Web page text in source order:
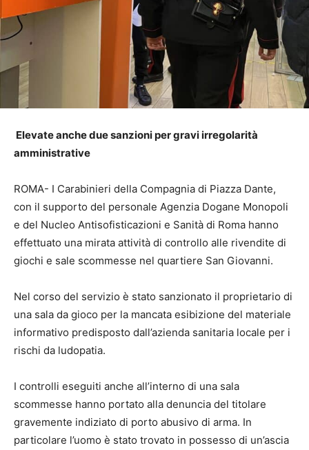
Elevate anche due sanzioni per gravi irregolarità
amministrative
ROMA- I Carabinieri della Compagnia di Piazza Dante,
con il supporto del personale Agenzia Dogane Monopoli
e del Nucleo Antisofisticazioni e Sanità di Roma hanno
effettuato una mirata attività di controllo alle rivendite di
giochi e sale scommesse nel quartiere San Giovanni.
Nel corso del servizio è stato sanzionato il proprietario di
una sala da gioco per la mancata esibizione del materiale
informativo predisposto dall’azienda sanitaria locale per i
rischi da ludopatia.
I controlli eseguiti anche all’interno di una sala
scommesse hanno portato alla denuncia del titolare
gravemente indiziato di porto abusivo di arma. In
particolare l’uomo è stato trovato in possesso di un’ascia